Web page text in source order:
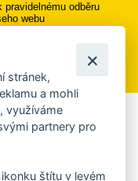
odběru
webu
upozornění na
akce?
stránek,
a mohli
využíváme
partnery pro
štítu v levém